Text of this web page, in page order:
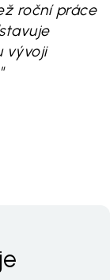
roční práce
vývoji